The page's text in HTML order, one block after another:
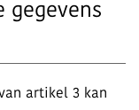
gegevens
artikel 3 kan